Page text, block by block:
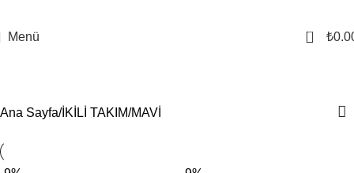
Menü 0 ₺
Ana Sayfa İKİLİ TAKIM MAVİ